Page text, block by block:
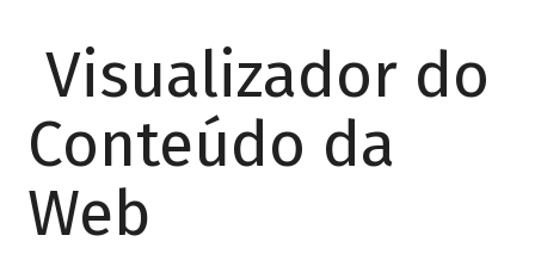
Visualizador do
Conteúdo da
Web